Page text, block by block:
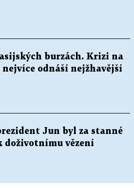
burzách. Krizi na
nejvíce odnáší nejžhavější
Jun byl za stanné
doživotnímu vězení